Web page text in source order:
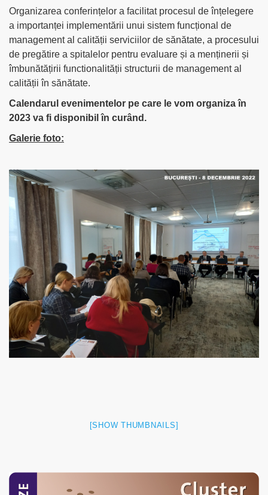
Organizarea conferințelor a facilitat procesul de înțelegere
a importanței implementării unui sistem funcțional de
management al calității serviciilor de sănătate, a procesului
de pregătire a spitalelor pentru evaluare și a menținerii și
îmbunătățirii functionalității structurii de management al
calității în sănătate.
Calendarul evenimentelor pe care le vom organiza în
2023 va fi disponibil în curând.
Galerie foto:
[SHOW THUMBNAILS]